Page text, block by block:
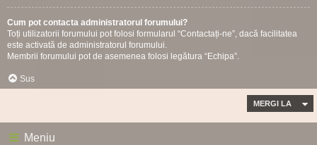
Cum pot contacta administratorul forumului?
Toți utilizatorii forumului pot folosi formularul “Contactați-ne”, dacă facilitatea
este activată de administratorul forumului.
Membrii forumului pot de asemenea folosi legătura “Echipa”.
Sus
MERGI LA
Meniu